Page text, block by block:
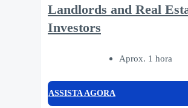
Landlords and Real
Investors
Aprox. 1 hora
ASSISTA AGORA